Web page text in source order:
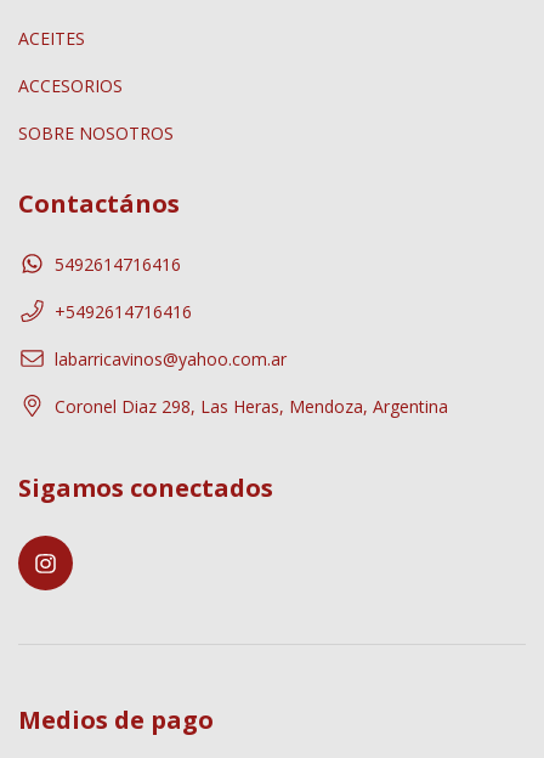
ACEITES
ACCESORIOS
SOBRE NOSOTROS
Contactános
5492614716416
+5492614716416
labarricavinos@yahoo.com.ar
Coronel Diaz 298, Las Heras, Mendoza, Argentina
Sigamos conectados
Medios de pago